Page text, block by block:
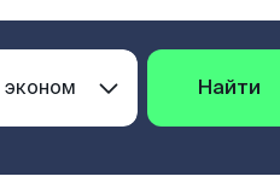
Найти